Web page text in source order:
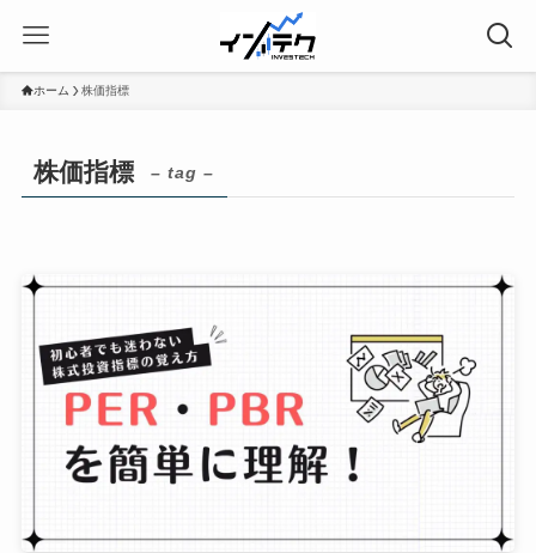
ホーム 株価指標
株価指標 – tag –